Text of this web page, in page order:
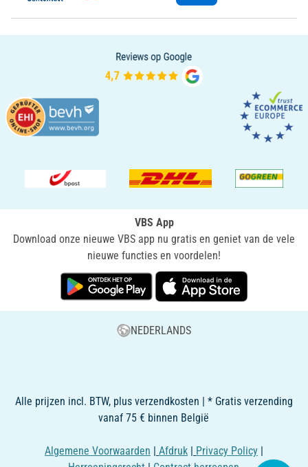
VBS App
Download onze nieuwe VBS app nu gratis en geniet van de vele
nieuwe functies en voordelen!
NEDERLANDS
Alle prijzen incl. BTW, plus verzendkosten | * Gratis verzending
vanaf 75 € binnen België
Algemene Voorwaarden | Afdruk | Privacy Policy |